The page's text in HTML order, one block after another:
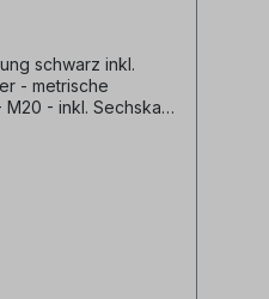
schwarz inkl.
- metrische
- inkl. Sechskant